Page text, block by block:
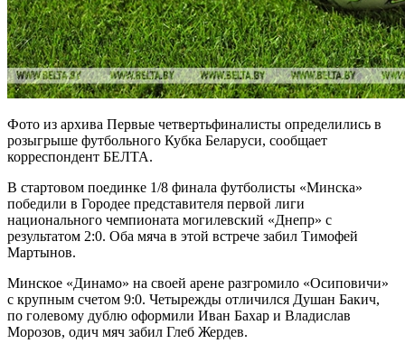
Фото из архива Первые четвертьфиналисты определились в
розыгрыше футбольного Кубка Беларуси, сообщает
корреспондент БЕЛТА.
В стартовом поединке 1/8 финала футболисты «Минска»
победили в Городее представителя первой лиги
национального чемпионата могилевский «Днепр» с
результатом 2:0. Оба мяча в этой встрече забил Тимофей
Мартынов.
Минское «Динамо» на своей арене разгромило «Осиповичи»
с крупным счетом 9:0. Четырежды отличился Душан Бакич,
по голевому дублю оформили Иван Бахар и Владислав
Морозов, одич мяч забил Глеб Жердев.